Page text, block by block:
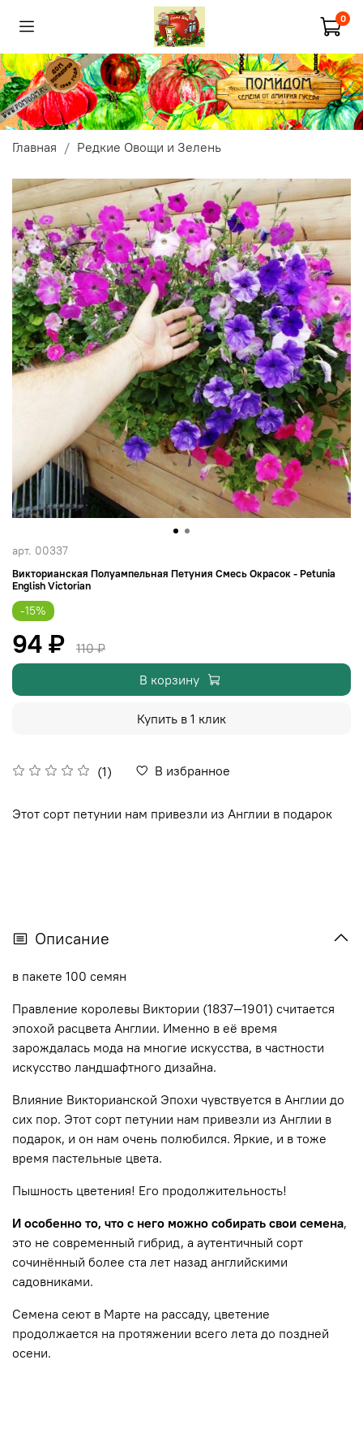
0
Главная Редкие Овощи и Зелень
арт. 00337
Викторианская Полуампельная Петуния Смесь Окрасок - Petunia
English Victorian
(1) В избранное
-15%
94 ₽
110 ₽
В корзину
Купить в 1 клик
Этот сорт петунии нам привезли из Англии в подарок
Описание
в пакете 100 семян
Правление королевы Виктории (1837—1901) считается
эпохой расцвета Англии. Именно в её время
зарождалась мода на многие искусства, в частности
искусство ландшафтного дизайна.
Влияние Викторианской Эпохи чувствуется в Англии до
сих пор. Этот сорт петунии нам привезли из Англии в
подарок, и он нам очень полюбился. Яркие, и в тоже
время пастельные цвета.
Пышность цветения! Его продолжительность!
И особенно то, что с него можно собирать свои семена,
это не современный гибрид, а аутентичный сорт
сочинённый более ста лет назад английскими
садовниками.
Семена сеют в Марте на рассаду, цветение
продолжается на протяжении всего лета до поздней
осени.